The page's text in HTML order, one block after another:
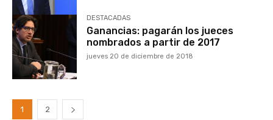
DESTACADAS
Ganancias: pagarán los jueces
nombrados a partir de 2017
jueves 20 de diciembre de 2018
1 2